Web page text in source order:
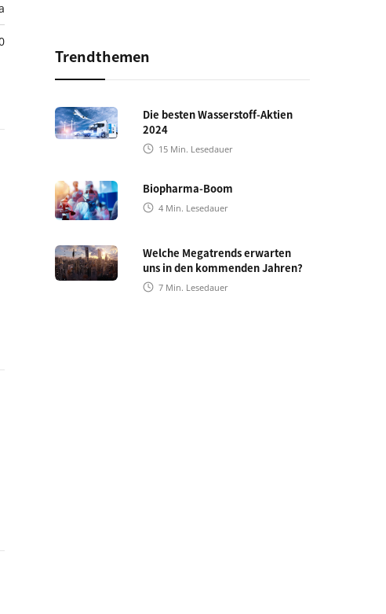
Trendthemen
Die besten Wasserstoff-Aktien
2024
15 Min. Lesedauer
Biopharma-Boom
4 Min. Lesedauer
Welche Megatrends erwarten
uns in den kommenden Jahren?
7 Min. Lesedauer